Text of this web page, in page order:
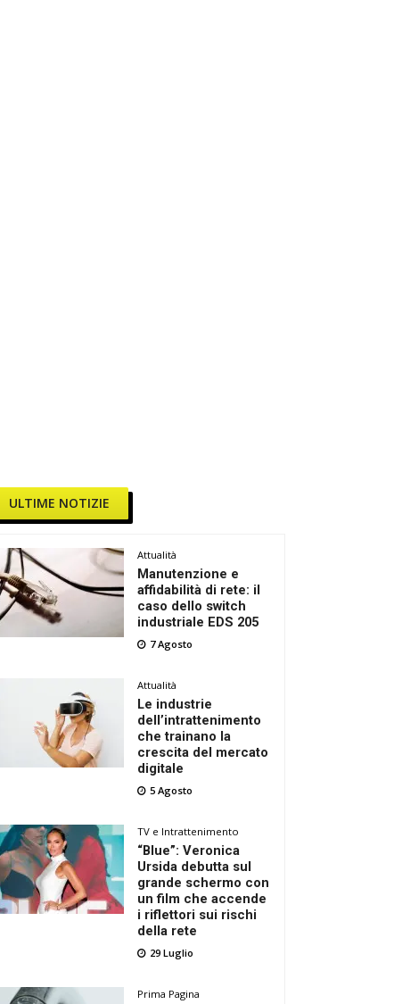
ULTIME NOTIZIE
Attualità
Manutenzione e
affidabilità di rete: il
caso dello switch
industriale EDS 205
7 Agosto
Attualità
Le industrie
dell’intrattenimento
che trainano la
crescita del mercato
digitale
5 Agosto
TV e Intrattenimento
“Blue”: Veronica
Ursida debutta sul
grande schermo con
un film che accende
i riflettori sui rischi
della rete
29 Luglio
Prima Pagina